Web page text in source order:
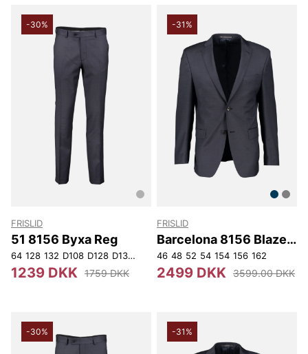
-30%
FRISLID
51 8156 Byxa Reg
64 128 132 D108 D128 D132 D136 D140
1239 DKK 1759 DKK
-31%
FRISLID
Barcelona 8156 Blazer
Slim
46 48 52 54 154 156 162
2499 DKK 3599.00 DKK
-30% -31%